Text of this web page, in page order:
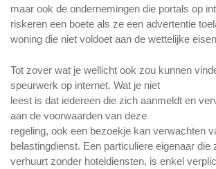
maar ook de ondernemingen die portals op
riskeren een boete als ze een advertentie
woning die niet voldoet aan de wettelijke
Tot zover wat je wellicht ook zou kunnen
speurwerk op internet. Wat je niet
leest is dat iedereen die zich aanmeldt en
aan de voorwaarden van deze
regeling, ook een bezoekje kan verwachten
belastingdienst. Een particuliere eigenaar die
verhuurt zonder hoteldiensten, is enkel